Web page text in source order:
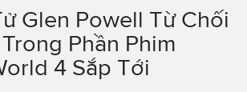
Glen Powell Từ Chối
Phần Phim
4 Sắp Tới